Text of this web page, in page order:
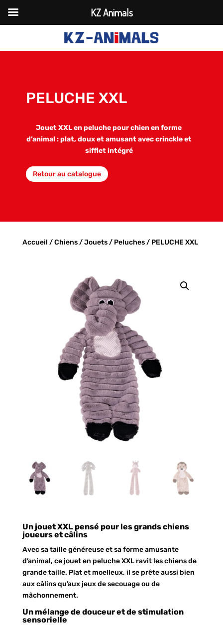
PELUCHE XXL
Jouet XXL en peluche pour chien en forme
d’animal : plat, doux et amusant avec crinckle et
sifflet intégré
Retour au catalogue
Accueil /Chiens/Jouets/ Peluches/ PELUCHE XXL
Un jouet XXL pensé pour les grands chiens
joueurs et câlins
Avec sa taille généreuse et sa forme amusante
d’animal, ce jouet en peluche XXL ravit les chiens de
grande taille. Plat et moelleux, il se prête aussi bien
aux câlins qu’aux jeux de secouage ou de
mâchonnement.
Un mélange de douceur et de stimulation
sensorielle
KZ Animals